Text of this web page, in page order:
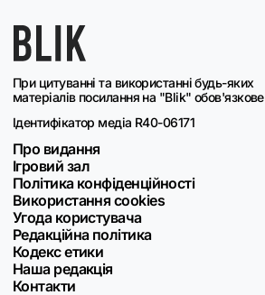
При цитуванні та використанні будь-яких
матеріалів посилання на "Blik" обов'язкове
Ідентифікатор медіа R40-06171
Про видання
Ігровий зал
Політика конфіденційності
Використання cookies
Угода користувача
Редакційна політика
Кодекс етики
Наша редакція
Контакти